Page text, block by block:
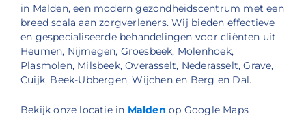
in Malden, een modern gezondheidscentrum met een
breed scala aan zorgverleners. Wij bieden effectieve
en gespecialiseerde behandelingen voor cliënten uit
Heumen, Nijmegen, Groesbeek, Molenhoek,
Plasmolen, Milsbeek, Overasselt, Nederasselt, Grave,
Cuijk, Beek-Ubbergen, Wijchen en Berg en Dal.
Bekijk onze locatie in Malden op Google Maps